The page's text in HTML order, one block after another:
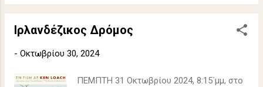
Ιρλανδέζικος Δρόμος
- Οκτωβρίου 30, 2024
ΠΕΜΠΤΗ 31 Οκτωβρίου 2024, 8:15΄μμ, στο